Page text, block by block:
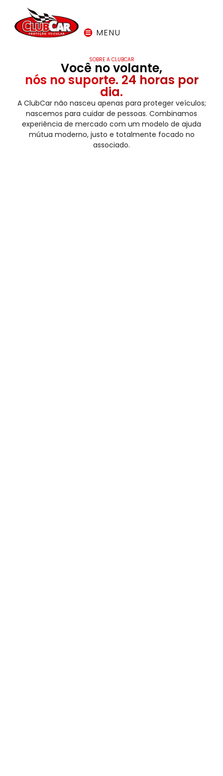
MENU
SOBRE A CLUBCAR
Você no volante,
nós no suporte. 24 horas por
dia.
A ClubCar não nasceu apenas para proteger veículos;
nascemos para cuidar de pessoas. Combinamos
experiência de mercado com um modelo de ajuda
mútua moderno, justo e totalmente focado no
associado.